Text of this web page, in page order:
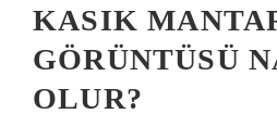
KASIK
GÖRÜNTÜSÜ
OLUR?